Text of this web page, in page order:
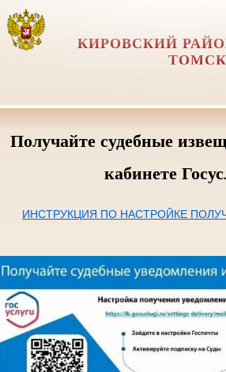
КИРОВСКИЙ
Получайте судебные
кабинете
ИНСТРУКЦИЯ ПО НАСТРОЙКЕ